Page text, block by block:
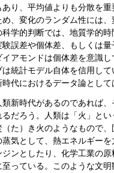
あり、平均値よりも分散を
、変化のランダム性には
学的判断では、地質学的
験誤差や個体差、もしくは
イアモンドは個体差を意識
は統計モデル自体を信用し
代におけるデータ論として
類新時代があるのであれば
るだろう。人類は「火」と
た）き火のようなもので
蒸気として、熱エネルギー
ンとしたり、化学工業の
至っている。このような文